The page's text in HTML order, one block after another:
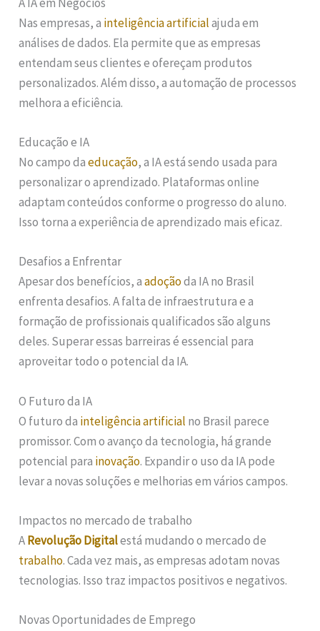
Nas empresas, a inteligência artificialajuda em
análises de dados. Ela permite que as empresas
entendam seus clientes e ofereçam produtos
personalizados. Além disso, a automação de processos
melhora a eficiência.
Educação e IA
No campo daeducação, a IA está sendo usada para
personalizar o aprendizado. Plataformas online
adaptam conteúdos conforme o progresso do aluno.
Isso torna a experiência de aprendizado mais eficaz.
Desafios a Enfrentar
Apesar dos benefícios, aadoçãoda IA no Brasil
enfrenta desafios. A falta de infraestrutura e a
formação de profissionais qualificados são alguns
deles. Superar essas barreiras é essencial para
aproveitar todo o potencial da IA.
O Futuro da IA
O futuro da inteligência artificial no Brasil parece
promissor. Com o avanço da tecnologia, há grande
potencial para inovação. Expandir o uso da IA pode
levar a novas soluções e melhorias em vários campos.
Impactos no mercado de trabalho
ARevolução Digitalestá mudando o mercado de
trabalho. Cada vez mais, as empresas adotam novas
tecnologias. Isso traz impactos positivos e negativos.
Novas Oportunidades de Emprego